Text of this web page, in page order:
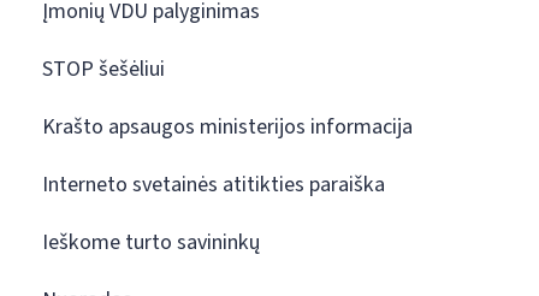
Įmonių VDU palyginimas
STOP šešėliui
Krašto apsaugos ministerijos informacija
Interneto svetainės atitikties paraiška
Ieškome turto savininkų